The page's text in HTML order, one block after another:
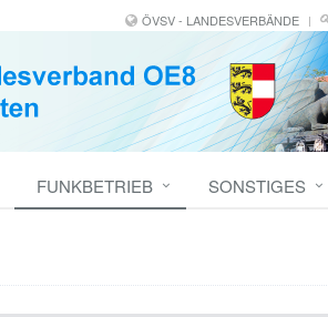
ÖVSV - LANDESVERBÄNDE
FUNKBETRIEB SONSTIGES